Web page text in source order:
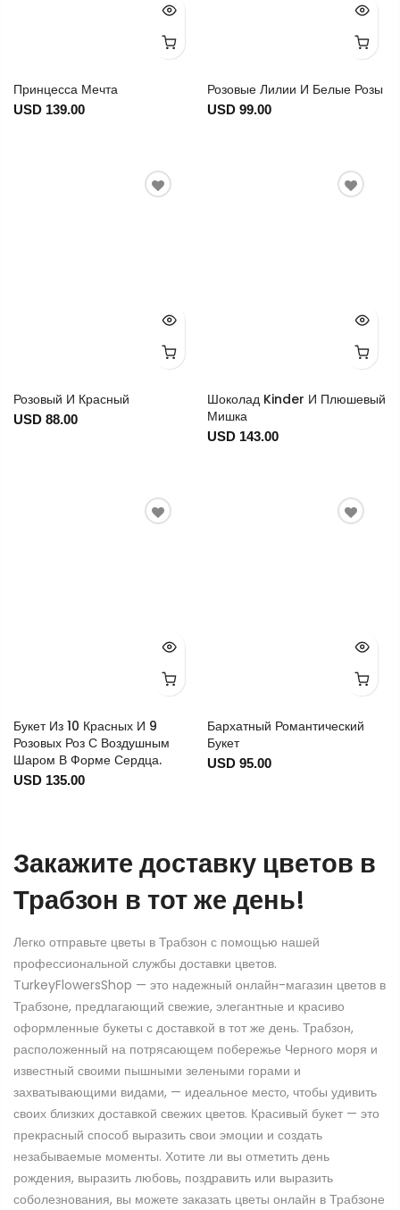
Принцесса Мечта
USD 139.00
Розовые Лилии И Белые Розы
USD 99.00
Розовый И Красный
USD 88.00
Шоколад Kinder И Плюшевый
Мишка
USD 143.00
Букет Из 10 Красных И 9
Розовых Роз С Воздушным
Шаром В Форме Сердца.
USD 135.00
Бархатный Романтический
Букет
USD 95.00
Закажите доставку цветов в
Трабзон в тот же день!
Легко отправьте цветы в Трабзон с помощью нашей
профессиональной службы доставки цветов.
TurkeyFlowersShop — это надежный онлайн-магазин цветов в
Трабзоне, предлагающий свежие, элегантные и красиво
оформленные букеты с доставкой в тот же день. Трабзон,
расположенный на потрясающем побережье Черного моря и
известный своими пышными зелеными горами и
захватывающими видами, — идеальное место, чтобы удивить
своих близких доставкой свежих цветов. Красивый букет — это
прекрасный способ выразить свои эмоции и создать
незабываемые моменты. Хотите ли вы отметить день
рождения, выразить любовь, поздравить или выразить
соболезнования, вы можете заказать цветы онлайн в Трабзоне